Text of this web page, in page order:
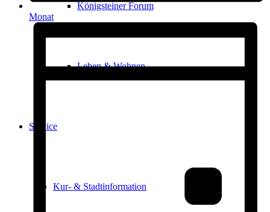
Königsteiner Forum
Leben & Wohnen
Service
Kur- & Stadtinformation
Monat